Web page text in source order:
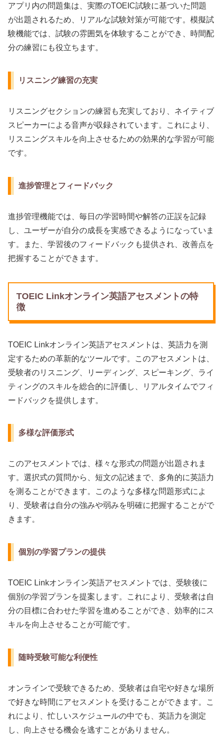
アプリ内の問題集は、実際のTOEIC試験に基づいた問題
が出題されるため、リアルな試験対策が可能です。模擬試
験機能では、試験の雰囲気を体験することができ、時間配
分の練習にも役立ちます。
リスニング練習の充実
リスニングセクションの練習も充実しており、ネイティブ
スピーカーによる音声が収録されています。これにより、
リスニングスキルを向上させるための効果的な学習が可能
です。
進捗管理とフィードバック
進捗管理機能では、毎日の学習時間や解答の正誤を記録
し、ユーザーが自分の成長を実感できるようになっていま
す。また、学習後のフィードバックも提供され、改善点を
把握することができます。
TOEIC Linkオンライン英語アセスメントの特
徴
TOEIC Linkオンライン英語アセスメントは、英語力を測
定するための革新的なツールです。このアセスメントは、
受験者のリスニング、リーディング、スピーキング、ライ
ティングのスキルを総合的に評価し、リアルタイムでフィ
ードバックを提供します。
多様な評価形式
このアセスメントでは、様々な形式の問題が出題されま
す。選択式の質問から、短文の記述まで、多角的に英語力
を測ることができます。このような多様な問題形式によ
り、受験者は自分の強みや弱みを明確に把握することがで
きます。
個別の学習プランの提供
TOEIC Linkオンライン英語アセスメントでは、受験後に
個別の学習プランを提案します。これにより、受験者は自
分の目標に合わせた学習を進めることができ、効率的にス
キルを向上させることが可能です。
随時受験可能な利便性
オンラインで受験できるため、受験者は自宅や好きな場所
で好きな時間にアセスメントを受けることができます。こ
れにより、忙しいスケジュールの中でも、英語力を測定
し、向上させる機会を逃すことがありません。